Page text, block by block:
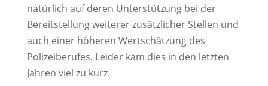
natürlich auf deren Unterstützung bei der
Bereitstellung weiterer zusätzlicher Stellen und
auch einer höheren Wertschätzung des
Polizeiberufes. Leider kam dies in den letzten
Jahren viel zu kurz.